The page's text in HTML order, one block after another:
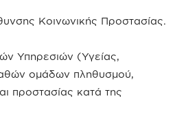
Κοινωνικής Προστασίας.
Υπηρεσιών (Υγείας,
ομάδων πληθυσμού,
προστασίας κατά της